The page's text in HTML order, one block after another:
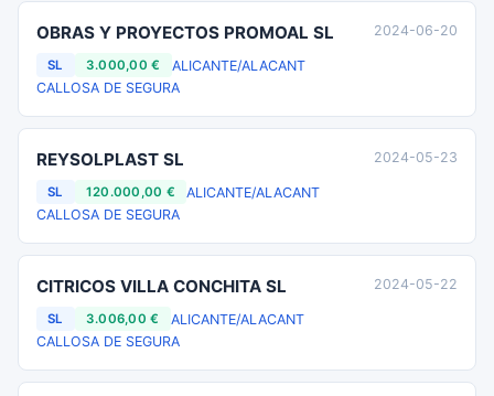
OBRAS Y PROYECTOS PROMOAL SL
SL 3.000,00 €
ALICANTE/ALACANT
CALLOSA DE SEGURA
2024-06-20
REYSOLPLAST SL
SL 120.000,00 €
ALICANTE/ALACANT
CALLOSA DE SEGURA
2024-05-23
CITRICOS VILLA CONCHITA SL
SL 3.006,00 €
ALICANTE/ALACANT
CALLOSA DE SEGURA
2024-05-22